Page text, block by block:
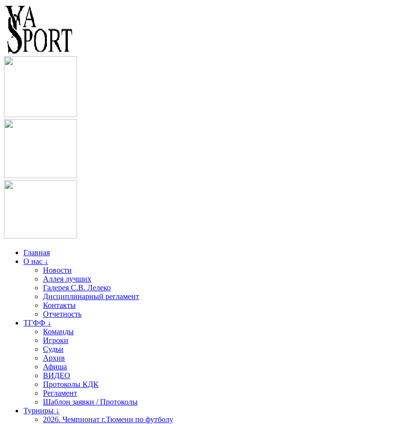
Главная
О нас ↓
Новости
Аллея лучших
Галерея С.В. Лелеко
Дисциплинарный регламент
Контакты
Отчетность
ТГФФ ↓
Команды
Игроки
Судьи
Архив
Афиша
ВИДЕО
Протоколы КДК
Регламент
Шаблон заявки / Протоколы
Турниры ↓
2026. Чемпионат г.Тюмени по футболу